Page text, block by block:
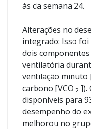
às da semana 24.
Alterações no
integrado: Isso foi
dois componentes
ventilatória
ventilação minuto
carbono [VCO 2 ]).
disponíveis para
desempenho do
melhorou no